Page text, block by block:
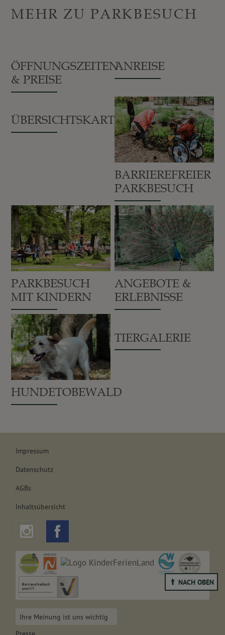
MEHR ZU PARKBESUCH
ÖFFNUNGSZEITEN
& PREISE
ANREISE
ÜBERSICHTSKARTE
BARRIEREFREIER
PARKBESUCH
PARKBESUCH
MIT KINDERN
ANGEBOTE &
ERLEBNISSE
HUNDETOBEWALD
TIERGALERIE
Impressum
Datenschutz
AGBs
Inhaltsübersicht
Ihre Meinung ist uns wichtig
NACH OBEN